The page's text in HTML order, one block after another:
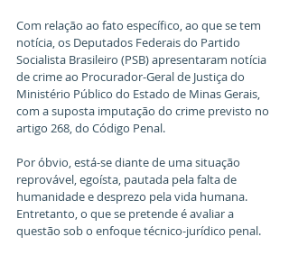
Com relação ao fato específico, ao que se tem
notícia, os Deputados Federais do Partido
Socialista Brasileiro (PSB) apresentaram notícia
de crime ao Procurador-Geral de Justiça do
Ministério Público do Estado de Minas Gerais,
com a suposta imputação do crime previsto no
artigo 268, do Código Penal.
Por óbvio, está-se diante de uma situação
reprovável, egoísta, pautada pela falta de
humanidade e desprezo pela vida humana.
Entretanto, o que se pretende é avaliar a
questão sob o enfoque técnico-jurídico penal.